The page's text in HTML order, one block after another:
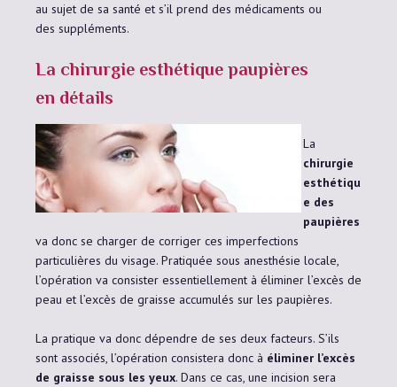
au sujet de sa santé et s’il prend des médicaments ou
des suppléments.
La chirurgie esthétique paupières
en détails
La
chirurgie
esthétiqu
e des
paupières
va donc se charger de corriger ces imperfections
particulières du visage. Pratiquée sous anesthésie locale,
l’opération va consister essentiellement à éliminer l’excès de
peau et l’excès de graisse accumulés sur les paupières.
La pratique va donc dépendre de ses deux facteurs. S’ils
sont associés, l’opération consistera donc à éliminer l’excès
de graisse sous les yeux. Dans ce cas, une incision sera